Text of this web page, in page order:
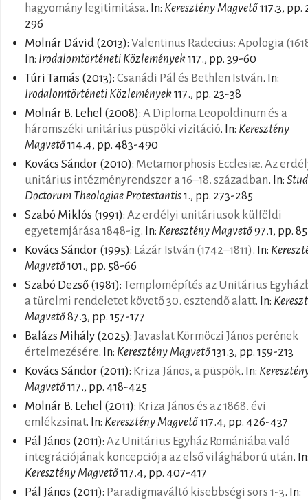
hagyomány legitimitása. In: Keresztény Magvető117.3, pp.
296
Molnár Dávid (2013): Valentinus Radecius: Apologia
In: Irodalomtörténeti Közlemények117., pp. 39-60
Túri Tamás (2013): Csanádi Pál és Bethlen István. In:
Irodalomtörténeti Közlemények117., pp. 23-38
Molnár B. Lehel (2008): A Diploma Leopoldinum és a
háromszéki unitárius püspöki vizitáció. In: Keresztény
Magvető114.4, pp. 483-490
Kovács Sándor (2010): Metamorphosis Ecclesiæ. Az
unitárius intézményrendszer a 16–18. században. In:
Doctorum Theologiae Protestantis1., pp. 273-285
Szabó Miklós (1991): Az erdélyi unitáriusok külföldi
egyetemjárása 1848-ig. In: Keresztény Magvető97.1, pp.
Kovács Sándor (1995): Lázár István (1742–1811). In:
Magvető101., pp. 58-66
Szabó Dezső (1981): Templomépítés az Unitárius
a türelmi rendeletet követő 30. esztendő alatt. In:
Magvető87.3, pp. 157-177
Balázs Mihály (2025): Javaslat Körmöczi János perének
értelmezésére. In: Keresztény Magvető131.3, pp. 159-213
Kovács Sándor (2011): Kriza János, a püspök. In:
Magvető117., pp. 418-425
Molnár B. Lehel (2011): Kriza János és az 1868. évi
emlékzsinat. In: Keresztény Magvető117.4, pp. 426-437
Pál János (2011): Az Unitárius Egyház Romániába való
integrációjának koncepciója az első világháború után.
Keresztény Magvető117.4, pp. 407-417
Pál János (2011): Paradigmaváltó kisebbségi sors 1-3. In: